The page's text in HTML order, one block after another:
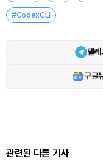
#CodexCLI
텔레
구글
관련된 다른 기사